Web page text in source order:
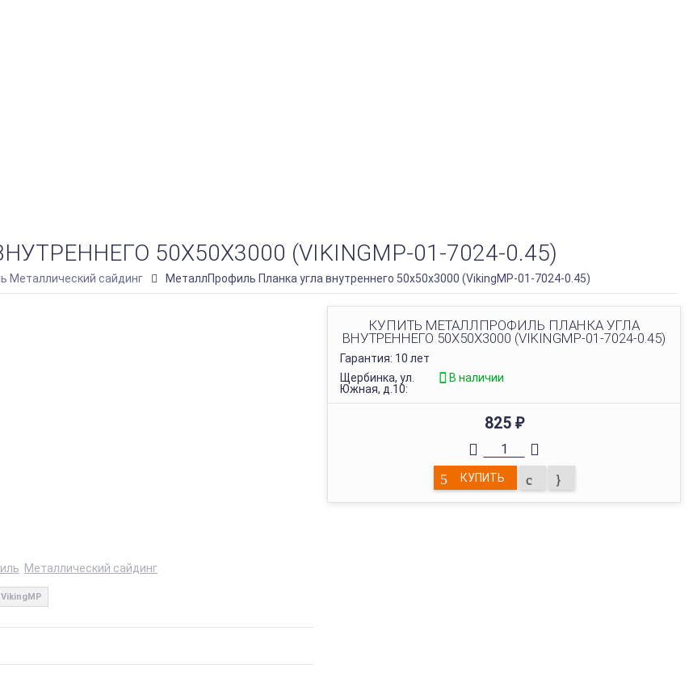
50Х50Х3000 (VIKINGMP-01-7024-0.45)
Металлический сайдинг МеталлПрофиль Планка угла внутреннего 50х50х3000 (VikingMP-01-7024-0.45)
КУПИТЬ МЕТАЛЛПРОФИЛЬ ПЛАНКА УГЛА
ВНУТРЕННЕГО 50Х50Х3000 (VIKINGMP-01-7024-0.45)
Гарантия: 10 лет
Щербинка, ул.
Южная, д.10:
В наличии
825 ₽
КУПИТЬ
Металлический сайдинг
VikingMP